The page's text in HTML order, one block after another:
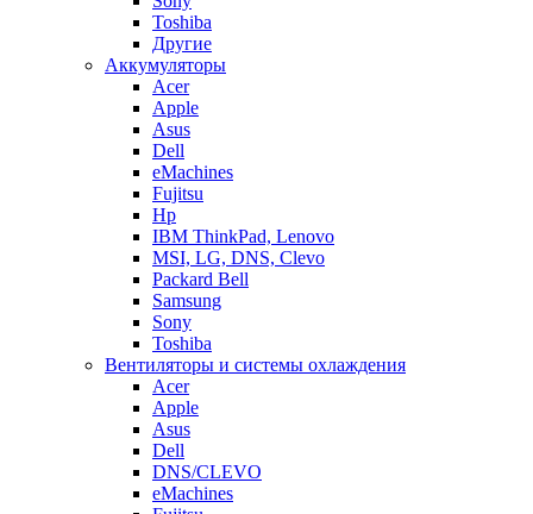
Toshiba
Другие
Аккумуляторы
Acer
Apple
Asus
Dell
eMachines
Fujitsu
Hp
IBM ThinkPad, Lenovo
MSI, LG, DNS, Clevo
Packard Bell
Samsung
Sony
Toshiba
Вентиляторы и системы охлаждения
Acer
Apple
Asus
Dell
DNS/CLEVO
eMachines